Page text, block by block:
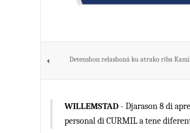
Detenshon relashoná ku atrako riba
WILLEMSTAD - Djarason 8 di
personal di CURMIL a tene